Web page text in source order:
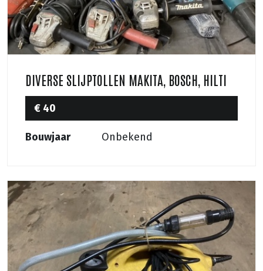
DIVERSE SLIJPTOLLEN MAKITA, BOSCH, HILTI
€ 40
Bouwjaar Onbekend